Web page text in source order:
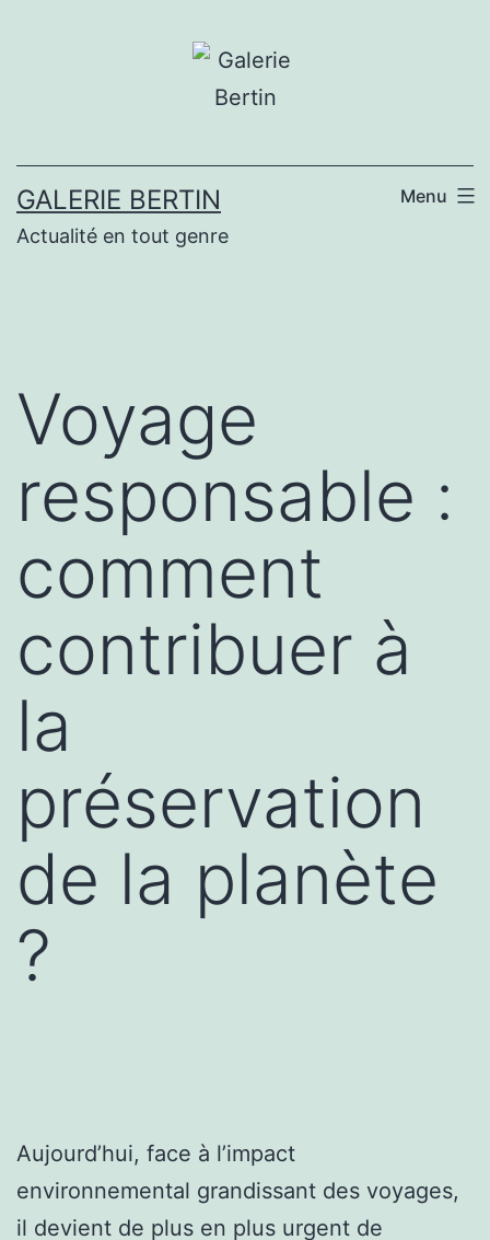
GALERIE BERTIN
Actualité en tout genre
Menu
Voyage
responsable :
comment
contribuer à
la
préservation
de la planète
?
Aujourd’hui, face à l’impact
environnemental grandissant des voyages,
il devient de plus en plus urgent de